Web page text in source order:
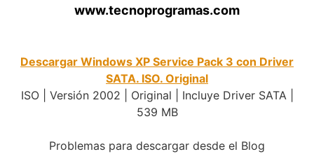
www.tecnoprogramas.com
Descargar Windows XP Service Pack 3 con Driver
SATA. ISO. Original
ISO | Versión 2002 | Original | Incluye Driver SATA |
539 MB
Problemas para descargar desde el Blog